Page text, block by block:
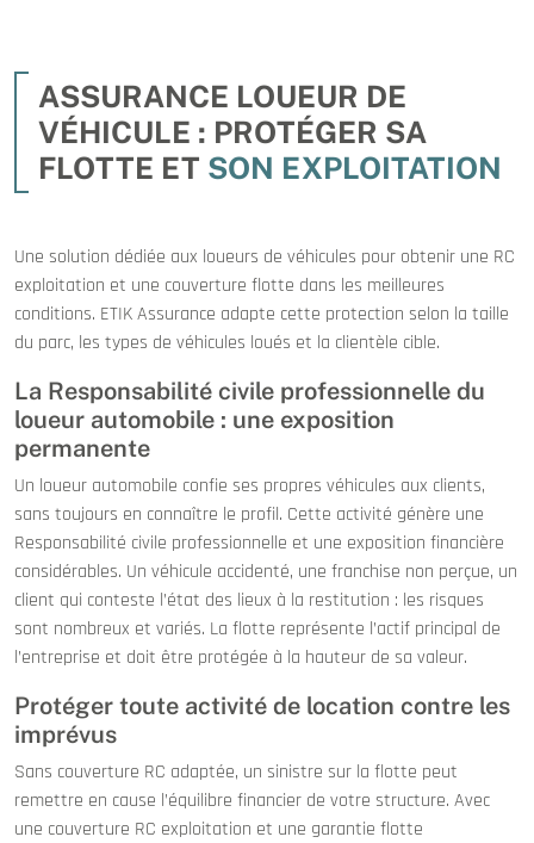
ASSURANCE LOUEUR DE
VÉHICULE : PROTÉGER SA
FLOTTE ET SON EXPLOITATION
Une solution dédiée aux loueurs de véhicules pour obtenir une RC
exploitation et une couverture flotte dans les meilleures
conditions. ETIK Assurance adapte cette protection selon la taille
du parc, les types de véhicules loués et la clientèle cible.
La Responsabilité civile professionnelle du
loueur automobile : une exposition
permanente
Un loueur automobile confie ses propres véhicules aux clients,
sans toujours en connaître le profil. Cette activité génère une
Responsabilité civile professionnelle et une exposition financière
considérables. Un véhicule accidenté, une franchise non perçue, un
client qui conteste l’état des lieux à la restitution : les risques
sont nombreux et variés. La flotte représente l’actif principal de
l’entreprise et doit être protégée à la hauteur de sa valeur.
Protéger toute activité de location contre les
imprévus
Sans couverture RC adaptée, un sinistre sur la flotte peut
remettre en cause l’équilibre financier de votre structure. Avec
une couverture RC exploitation et une garantie flotte